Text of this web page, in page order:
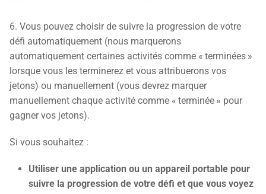
6. Vous pouvez choisir de suivre la progression de votre
défi automatiquement (nous marquerons
automatiquement certaines activités comme « terminées »
lorsque vous les terminerez et vous attribuerons vos
jetons) ou manuellement (vous devrez marquer
manuellement chaque activité comme « terminée » pour
gagner vos jetons).
Si vous souhaitez :
Utiliser une application ou un appareil portable pour
suivre la progression de votre défi et que vous voyez